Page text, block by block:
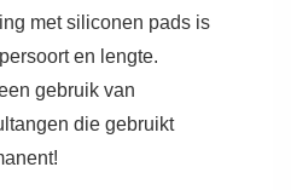
met siliconen pads is
en lengte.
gebruik van
die gebruikt